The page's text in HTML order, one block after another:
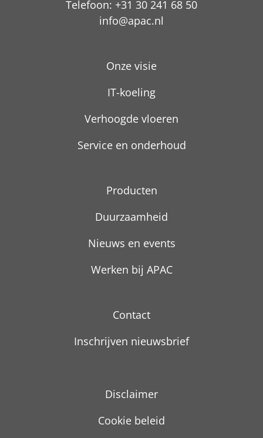
Telefoon: +31 30 241 68 50
info@apac.nl
Onze visie
IT-koeling
Verhoogde vloeren
Service en onderhoud
Producten
Duurzaamheid
Nieuws en events
Werken bij APAC
Contact
Inschrijven nieuwsbrief
Disclaimer
Cookie beleid